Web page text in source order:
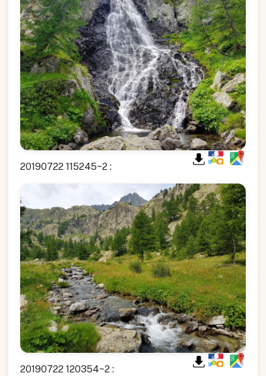
20190722 115245~2 :
20190722 120354~2 :